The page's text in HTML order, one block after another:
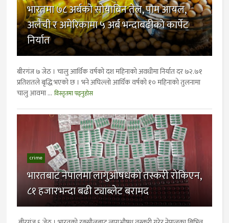
भारतमा ७८ अर्बको साेयाबिन तेल, पाम आयल,
अलैची र अमेरिकामा ५ अर्ब भन्दाबढीकाे कार्पेट
निर्यात
बीरगंज ७ जेठ । चालु आर्थिक वर्षको दश महिनाको अवधीमा निर्यात दर ७२.७१
प्रतिशतले बृद्धि भएको छ । भने अघिल्लो आर्थिक वर्षको १० महिनाको तुलनामा
चालु आवमा ... विस्तृतमा पढ्नुहोस
crime
भारतबाट नेपालमा लागुऔषधकाे तस्करी राेकिएन,
८१ हजारभन्दा बढी ट्याब्लेट बरामद